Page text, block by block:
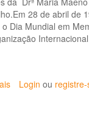
de
saúde
do
trabalhador
28 de abril de
Dia Mundial em
sobre
Login ou